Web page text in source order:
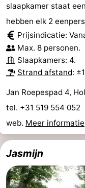
doen
-
Musea
-
Monumenten
-
Molens
-
Uitkijkpunten
Attracties
-
Rondvaarten
-
slaapkamer staat
hebben elk 2
Prijsindicatie:
Max. 8 personen.
Slaapkamers: 4.
Strand afstand:
Jan Roepespad 4,
tel. +31 519 554 052
web. Meer informatie
Jasmijn